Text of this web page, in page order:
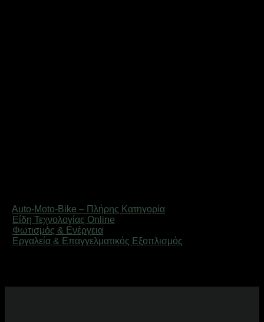
Auto-Moto-Bike – Πλήρης Κατηγορία
Είδη Τεχνολογίας Online
Φωτισμός & Ενέργεια
Εργαλεία & Επαγγελματικός Εξοπλισμός